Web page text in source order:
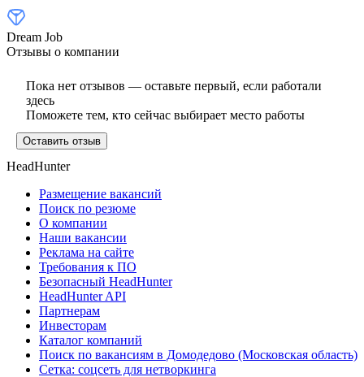
Dream Job
Отзывы о компании
Пока нет отзывов — оставьте первый, если работали
здесь
Поможете тем, кто сейчас выбирает место работы
Оставить отзыв
HeadHunter
Размещение вакансий
Поиск по резюме
О компании
Наши вакансии
Реклама на сайте
Требования к ПО
Безопасный HeadHunter
HeadHunter API
Партнерам
Инвесторам
Каталог компаний
Поиск по вакансиям в Домодедово (Московская область)
Сетка: соцсеть для нетворкинга